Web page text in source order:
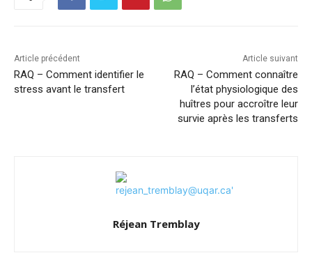
Article précédent
RAQ – Comment identifier le
stress avant le transfert
Article suivant
RAQ – Comment connaître
l’état physiologique des
huîtres pour accroître leur
survie après les transferts
Réjean Tremblay